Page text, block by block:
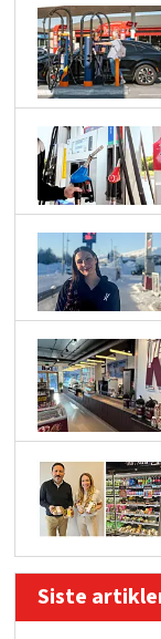
Siste